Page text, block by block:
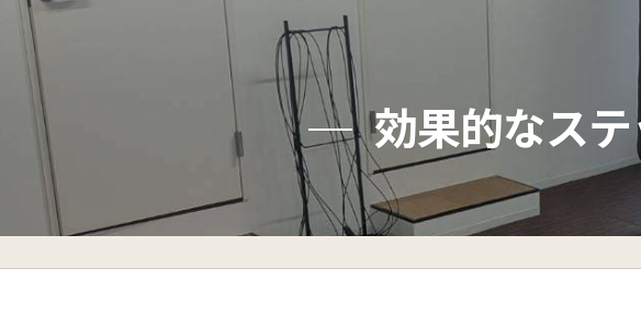
パーソナルコース
初めての方へ効果的なス